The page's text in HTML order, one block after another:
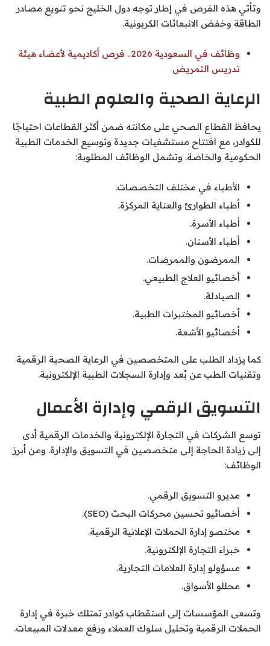
وتأتي هذه الفرص في إطار توجه دول الخليج نحو تنويع مصادر
الطاقة وخفض الانبعاثات الكربونية.
وظائف في السعودية 2026.. فرص أكاديمية لأعضاء هيئة
تدريس التمريض
الرعاية الصحية والعلوم الطبية
يحافظ القطاع الصحي على مكانته ضمن أكثر القطاعات احتياجًا
للكوادر، مع افتتاح مستشفيات جديدة وتوسيع الخدمات الطبية
الحكومية والخاصة. وتشمل الوظائف المطلوبة:
الأطباء في مختلف التخصصات.
أطباء الطوارئ والعناية المركزة.
أطباء الأسرة.
أطباء الأسنان.
الممرضون والممرضات.
أخصائيو العلاج الطبيعي.
الصيادلة.
أخصائيو المختبرات الطبية.
أخصائيو الأشعة.
كما يزداد الطلب على المتخصصين في الرعاية الصحية الرقمية
وتقنيات الطب عن بُعد وإدارة السجلات الطبية الإلكترونية.
التسويق الرقمي وإدارة الأعمال
توسع الشركات في التجارة الإلكترونية والخدمات الرقمية أدى
إلى زيادة الحاجة إلى متخصصين في التسويق والإدارة. ومن أبرز
الوظائف:
مديرو التسويق الرقمي.
أخصائيو تحسين محركات البحث (SEO).
مختصو إدارة الحملات الإعلانية الرقمية.
خبراء التجارة الإلكترونية.
مسؤولو إدارة العلامات التجارية.
محللو الأسواق.
وتسعى المؤسسات إلى استقطاب كوادر تمتلك خبرة في إدارة
الحملات الرقمية وتحليل سلوك العملاء ورفع معدلات المبيعات.